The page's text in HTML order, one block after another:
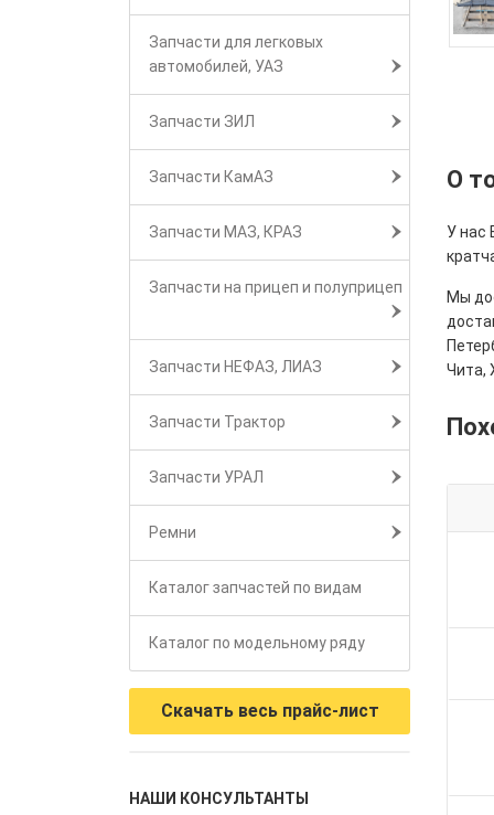
Запчасти для легковых
автомобилей, УАЗ
Запчасти ЗИЛ
Запчасти КамАЗ
Запчасти МАЗ, КРАЗ
Запчасти на прицеп и полуприцеп
Запчасти НЕФАЗ, ЛИАЗ
Запчасти Трактор
Запчасти УРАЛ
Ремни
Каталог запчастей по видам
Каталог по модельному ряду
Скачать весь прайс-лист
НАШИ КОНСУЛЬТАНТЫ
О
У нас
Мы
Чита,